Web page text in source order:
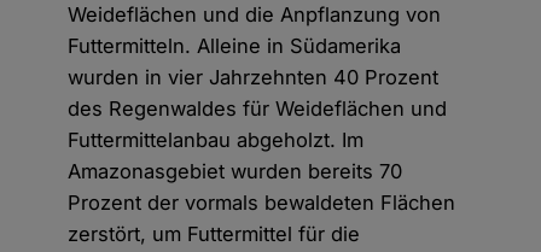
Weideflächen und die Anpflanzung von
Futtermitteln. Alleine in Südamerika
wurden in vier Jahrzehnten 40 Prozent
des Regenwaldes für Weideflächen und
Futtermittelanbau abgeholzt. Im
Amazonasgebiet wurden bereits 70
Prozent der vormals bewaldeten Flächen
zerstört, um Futtermittel für die